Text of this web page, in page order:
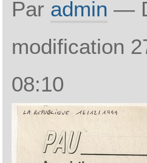
Par admin —
modification
08:10